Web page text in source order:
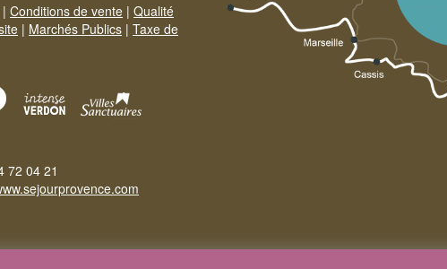
| Conditions de vente | Qualité
| Marchés Publics | Taxe de
72 04 21